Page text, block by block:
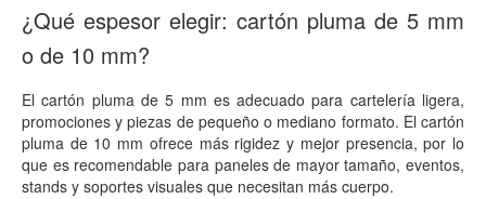
¿Qué espesor elegir: cartón pluma de 5 mm
o de 10 mm?
El cartón pluma de 5 mm es adecuado para cartelería ligera,
promociones y piezas de pequeño o mediano formato. El cartón
pluma de 10 mm ofrece más rigidez y mejor presencia, por lo
que es recomendable para paneles de mayor tamaño, eventos,
stands y soportes visuales que necesitan más cuerpo.